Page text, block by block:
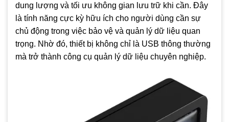
dung lượng và tối ưu không gian lưu trữ khi cần. Đây
là tính năng cực kỳ hữu ích cho người dùng cần sự
chủ động trong việc bảo vệ và quản lý dữ liệu quan
trọng. Nhờ đó, thiết bị không chỉ là USB thông thường
mà trở thành công cụ quản lý dữ liệu chuyên nghiệp.